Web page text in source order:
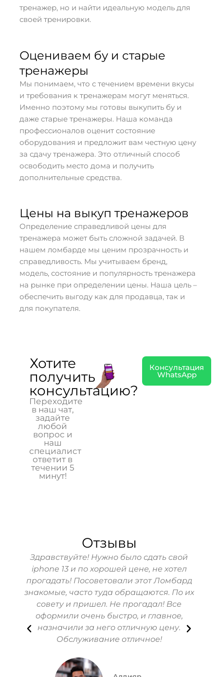
тренажер, но и найти идеальную модель для
своей тренировки.
Оцениваем бу и старые
тренажеры
Мы понимаем, что с течением времени вкусы
и требования к тренажерам могут меняться.
Именно поэтому мы готовы выкупить бу и
даже старые тренажеры. Наша команда
профессионалов оценит состояние
оборудования и предложит вам честную цену
за сдачу тренажера. Это отличный способ
освободить место дома и получить
дополнительные средства.
Цены на выкуп тренажеров
Определение справедливой цены для
тренажера может быть сложной задачей. В
нашем ломбарде мы ценим прозрачность и
справедливость. Мы учитываем бренд,
модель, состояние и популярность тренажера
на рынке при определении цены. Наша цель –
обеспечить выгоду как для продавца, так и
для покупателя.
Хотите
получить
консультацию?
Переходите
в наш чат,
задайте
любой
вопрос и
наш
специалист
ответит в
течении 5
минут!
Консультация
WhatsApp
Отзывы
Здравствуйте! Нужно было сдать свой
iphone 13 и по хорошей цене, не хотел
прогадать! Посоветовали этот Ломбард
знакомые, часто туда обращаются. По их
совету и пришел. Не прогадал! Все
оформили очень быстро, и главное,
назначили за него отличную цену.
Обслуживание отличное!